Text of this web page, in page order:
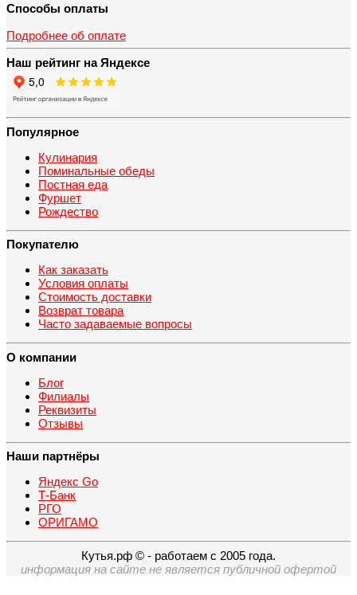
Способы оплаты
Подробнее об оплате
Наш рейтинг на Яндексе
Популярное
Кулинария
Поминальные обеды
Постная еда
Фуршет
Рождество
Покупателю
Как заказать
Условия оплаты
Стоимость доставки
Возврат товара
Часто задаваемые вопросы
О компании
Блог
Филиалы
Реквизиты
Отзывы
Наши партнёры
Яндекс Go
Т-Банк
РГО
ОРИГАМО
Кутья.рф © - работаем с 2005 года.
информация на сайте не является публичной офертой